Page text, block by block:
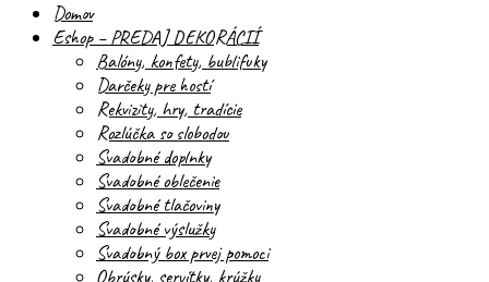
Domov
Eshop – PREDAJ DEKORÁCIÍ
Balóny, konfety, bublifuky
Darčeky pre hostí
Rekvizity, hry, tradície
Rozlúčka so slobodou
Svadobné doplnky
Svadobné oblečenie
Svadobné tlačoviny
Svadobné výslužky
Svadobný box prvej pomoci
Obrúsky, servítky, krúžky